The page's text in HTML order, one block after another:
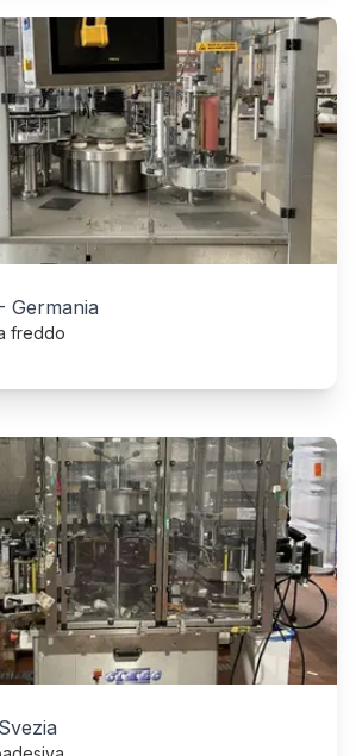
- Germania
freddo
Svezia